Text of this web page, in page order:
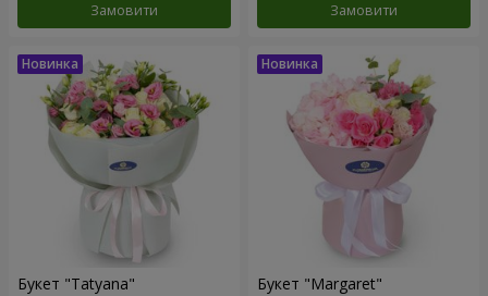
Замовити Замовити
Букет "Tatyana" Букет "Margaret"